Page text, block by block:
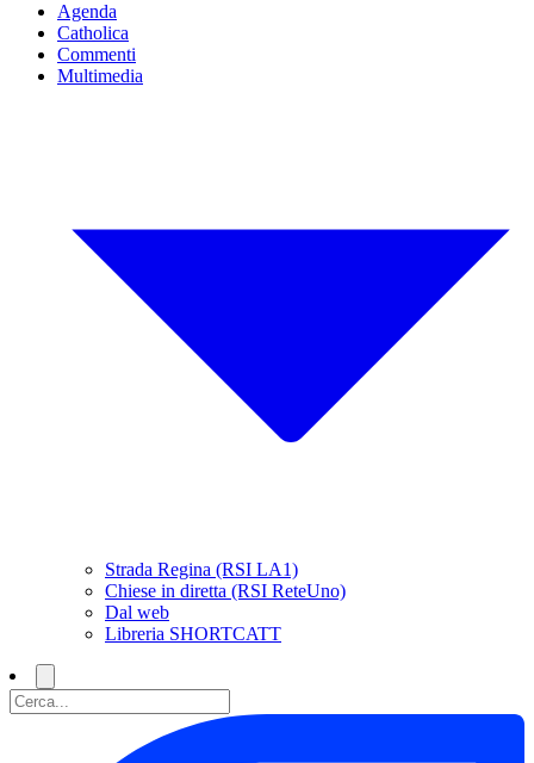
Agenda
Catholica
Commenti
Multimedia
Strada Regina (RSI LA1)
Chiese in diretta (RSI ReteUno)
Dal web
Libreria SHORTCATT